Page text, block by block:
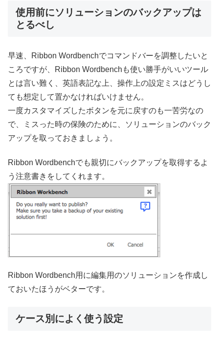
使用前にソリューションのバックアップは
とるべし
早速、Ribbon Wordbenchでコマンドバーを調整したいと
ころですが、Ribbon Wordbenchも使い勝手がいいツール
とは言い難く、英語表記な上、操作上の設定ミスはどうし
ても想定して置かなければいけません。
一度カスタマイズしたボタンを元に戻すのも一苦労なの
で、ミスった時の保険のために、ソリューションのバック
アップを取っておきましょう。
Ribbon Wordbenchでも親切にバックアップを取得するよ
う注意書きをしてくれます。
Ribbon Wordbench用に編集用のソリューションを作成し
ておいたほうがベターです。
ケース別によく使う設定